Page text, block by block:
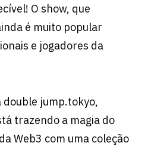
O show, que
é muito popular
e jogadores da
jump.tokyo,
trazendo a magia do
Web3 com uma coleção